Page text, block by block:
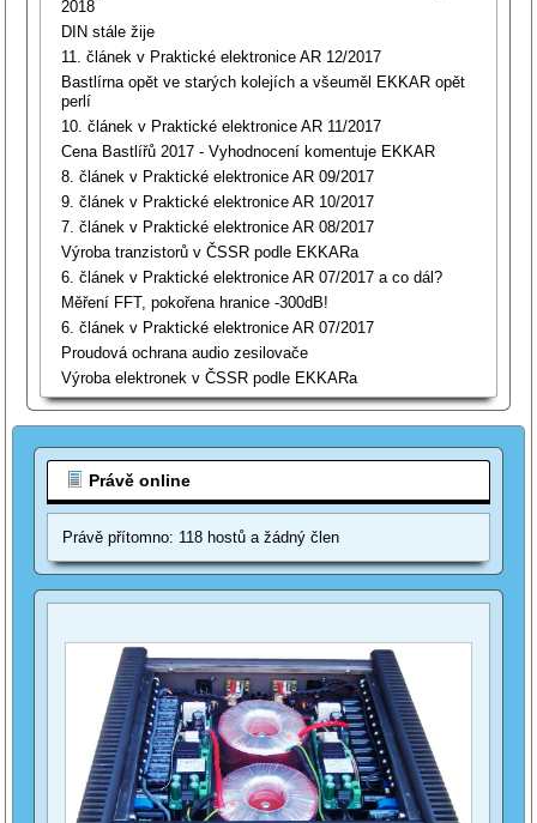
2018
DIN stále žije
11. článek v Praktické elektronice AR 12/2017
Bastlírna opět ve starých kolejích a všeuměl EKKAR opět
perlí
10. článek v Praktické elektronice AR 11/2017
Cena Bastlířů 2017 - Vyhodnocení komentuje EKKAR
8. článek v Praktické elektronice AR 09/2017
9. článek v Praktické elektronice AR 10/2017
7. článek v Praktické elektronice AR 08/2017
Výroba tranzistorů v ČSSR podle EKKARa
6. článek v Praktické elektronice AR 07/2017 a co dál?
Měření FFT, pokořena hranice -300dB!
6. článek v Praktické elektronice AR 07/2017
Proudová ochrana audio zesilovače
Výroba elektronek v ČSSR podle EKKARa
Právě online
Právě přítomno: 118 hostů a žádný člen